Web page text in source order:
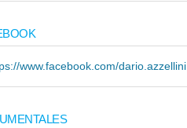
www.facebook.com/dario.azzellini